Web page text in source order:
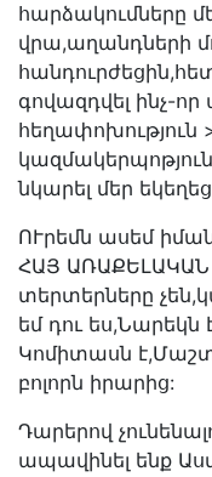
հարձակումները
վրա,աղանդների
գովազդվել ինչ-
նկարել մեր
ՈՒրեմն ասեմ
ՀԱՅ ԱՌԱՔԵԼԱԿԱՆ
տերտերները
եմ դու
Կոմիտասն
բոլորն իրարից:
Դարերով
ապավինել ենք